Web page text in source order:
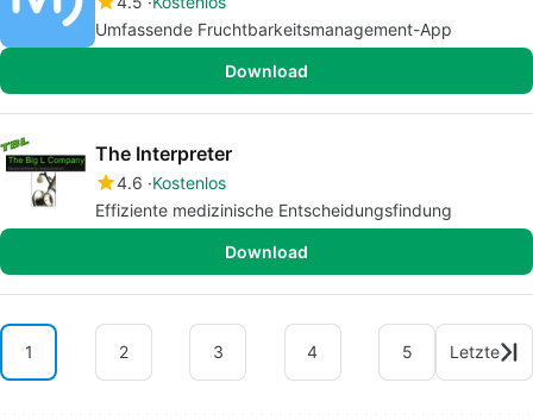
Umfassende Fruchtbarkeitsmanagement-App
Download
The Interpreter
4.6 Kostenlos
Effiziente medizinische Entscheidungsfindung
Download
1 2 3 4 5 Letzte